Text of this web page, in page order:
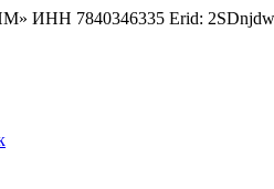
ИНН 7840346335 Erid: